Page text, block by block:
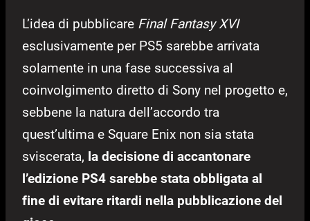
L’idea di pubblicare Final Fantasy XVI
esclusivamente per PS5 sarebbe arrivata
solamente in una fase successiva al
coinvolgimento diretto di Sony nel progetto e,
sebbene la natura dell’accordo tra
quest’ultima e Square Enix non sia stata
sviscerata, la decisione di accantonare
l’edizione PS4 sarebbe stata obbligata al
fine di evitare ritardi nella pubblicazione del